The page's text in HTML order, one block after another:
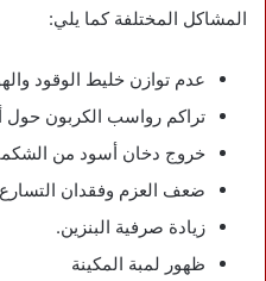
المشاكل المختلفة كما يلي:
عدم توازن خليط الوقود
تراكم رواسب الكربون حول
خروج دخان أسود من
ضعف العزم وفقدان
زيادة صرفية البنزين.
ظهور لمبة المكينة